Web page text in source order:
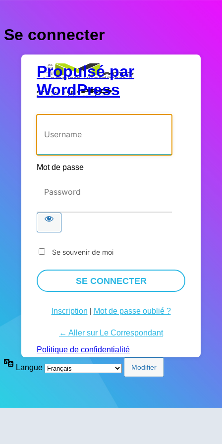
Se connecter
Propulsé par
WordPress
Mot de passe
Se souvenir de moi
Inscription Mot de passe oublié ?
← Aller sur Le Correspondant
Politique de confidentialité
Langue